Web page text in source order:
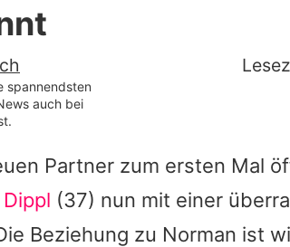
Familie & Liebe
spannendsten
auch bei
Partner zum ersten Mal
(37) nun mit einer
Beziehung zu Norman ist